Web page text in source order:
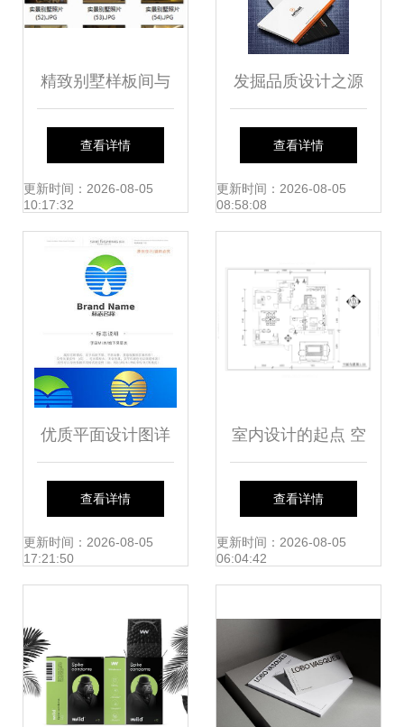
精致别墅样板间与
工装施工图设计全
解析——编号
18479384的创意来
源
查看详情
更新时间：2026-08-05
10:17:32
发掘品质设计之源
精品平面设计图素
材与下载指南
查看详情
更新时间：2026-08-05
08:58:08
优质平面设计图详
解与精品素材下载
指南
查看详情
更新时间：2026-08-05
17:21:50
室内设计的起点 空
间的重塑与表达
查看详情
更新时间：2026-08-05
06:04:42